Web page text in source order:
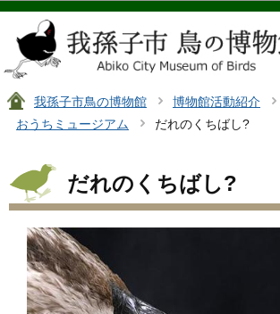
このページの本文へ移動
我孫子市鳥の博物館
博物館活動紹介
おうちミュージアム
だれのくちばし?
だれのくちばし?